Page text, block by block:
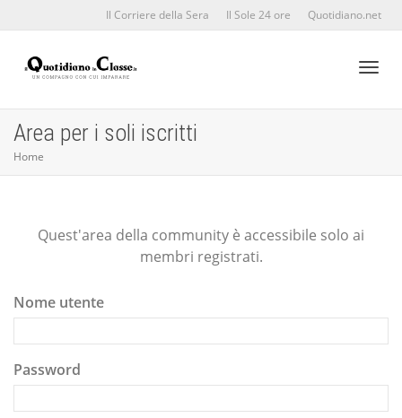
Il Corriere della Sera Il Sole 24 ore Quotidiano.net
Area per i soli iscritti
Home
Quest'area della community è accessibile solo ai
membri registrati.
Nome utente
Password